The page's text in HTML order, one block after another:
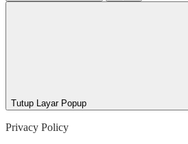
Tutup Layar Popup
Privacy Policy